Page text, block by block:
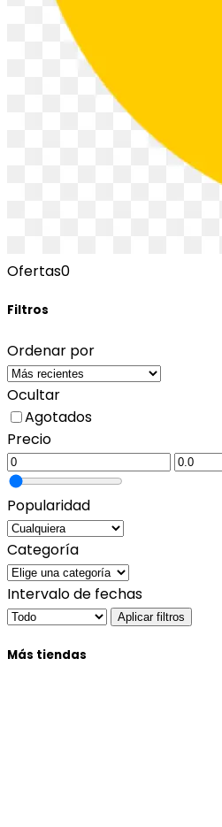
Ofertas0
Filtros
Ordenar por
Ocultar
Agotados
Precio
Popularidad
Categoría
Intervalo de fechas
Aplicar filtros
Más tiendas